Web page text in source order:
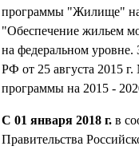
программы "Жилище" на
"Обеспечение жильем
на федеральном уровне.
РФ от 25 августа 2015
программы на 2015 -
С 01 января 2018 г. в
Правительства